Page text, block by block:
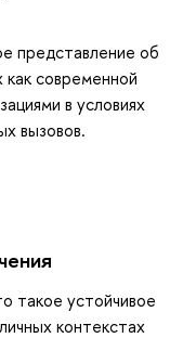
представление об
как современной
в условиях
вызовов.
такое устойчивое
контекстах